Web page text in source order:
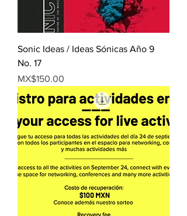
Sonic Ideas / Ideas Sónicas Año 9
No. 17
Price
MX$150.00